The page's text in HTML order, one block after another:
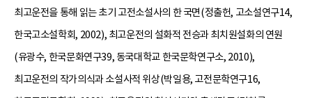
최고운전을 통해 읽는 초기 고전소설사의 한 국면(정출헌, 고소설연구14,
한국고소설학회, 2002), 최고운전의 설화적 전승과 최치원설화의 연원
(유광수, 한국문화연구39, 동국대학교 한국문학연구소, 2010),
최고운전의 작가의식과 소설사적 위상(박일용, 고전문학연구16,